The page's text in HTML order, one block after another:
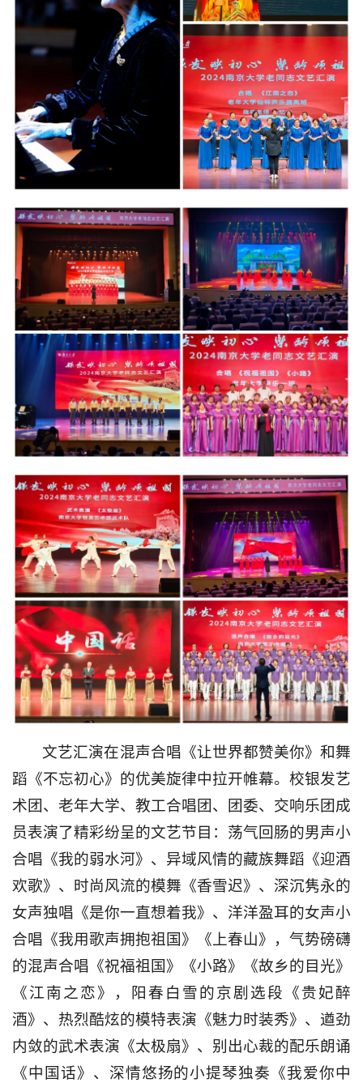
文艺汇演在混声合唱《让世界都赞美你》和舞
蹈《不忘初心》的优美旋律中拉开帷幕。校银发艺
术团、老年大学、教工合唱团、团委、交响乐团成
员表演了精彩纷呈的文艺节目：荡气回肠的男声小
合唱《我的弱水河》、异域风情的藏族舞蹈《迎酒
欢歌》、时尚风流的模舞《香雪迟》、深沉隽永的
女声独唱《是你一直想着我》、洋洋盈耳的女声小
合唱《我用歌声拥抱祖国》《上春山》，气势磅礴
的混声合唱《祝福祖国》《小路》《故乡的目光》
《江南之恋》，阳春白雪的京剧选段《贵妃醉
酒》、热烈酷炫的模特表演《魅力时装秀》、遒劲
内敛的武术表演《太极扇》、别出心裁的配乐朗诵
《中国话》、深情悠扬的小提琴独奏《我爱你中